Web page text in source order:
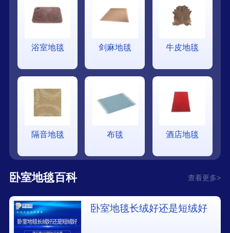
浴室地毯 剑麻地毯 牛皮地毯
隔音地毯 布毯 酒店地毯
卧室地毯百科 查看更多>
卧室地毯长绒好还是短绒好